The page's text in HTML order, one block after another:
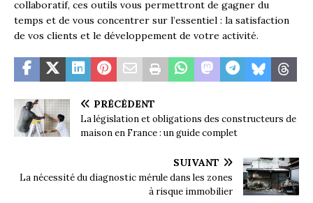
collaboratif, ces outils vous permettront de gagner du
temps et de vous concentrer sur l’essentiel : la satisfaction
de vos clients et le développement de votre activité.
PRÉCÉDENT
La législation et obligations des constructeurs de
maison en France : un guide complet
SUIVANT
La nécessité du diagnostic mérule dans les zones
à risque immobilier